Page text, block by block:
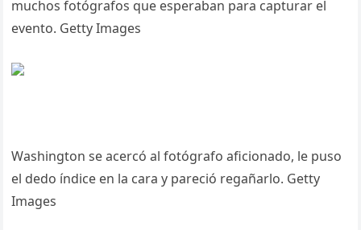
muchos fotógrafos que esperaban para capturar el
evento. Getty Images
Washington se acercó al fotógrafo aficionado, le puso
el dedo índice en la cara y pareció regañarlo. Getty
Images